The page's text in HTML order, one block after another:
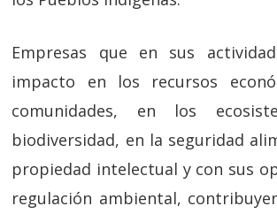
Empresas que en sus
impacto en los recursos
comunidades, en los
biodiversidad, en la seguridad
propiedad intelectual y con sus
regulación ambiental,